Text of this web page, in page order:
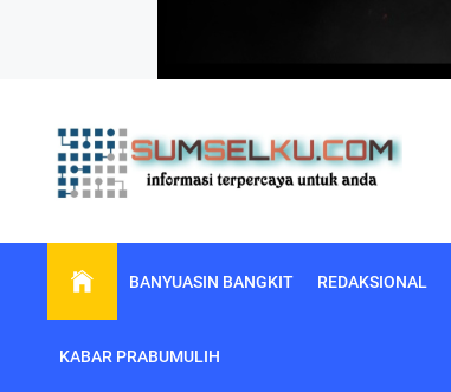
BANYUASIN BANGKIT REDAKSIONAL
KABAR PRABUMULIH